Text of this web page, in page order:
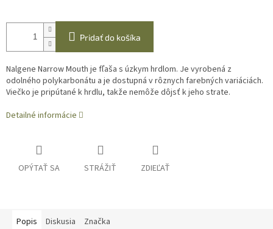
Pridať do košíka
Nalgene Narrow Mouth je fľaša s úzkym hrdlom. Je vyrobená z
odolného polykarbonátu a je dostupná v rôznych farebných variáciách.
Viečko je pripútané k hrdlu, takže nemôže dôjsť k jeho strate.
Detailné informácie
OPÝTAŤ SA STRÁŽIŤ ZDIEĽAŤ
Popis Diskusia Značka